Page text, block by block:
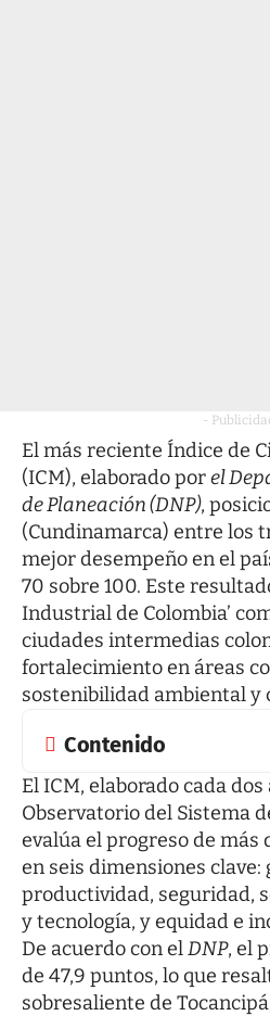
-
El más reciente Índice de
(ICM), elaborado porel
de Planeación (DNP),
(Cundinamarca) entre los
mejor desempeño en el
70 sobre 100. Este
Industrial de Colombia’
ciudades intermedias
fortalecimiento en áreas
sostenibilidad ambiental y
Contenido
El ICM, elaborado cada
Observatorio del Sistema
evalúa el progreso de más
en seis dimensiones clave:
productividad, seguridad,
y tecnología, y equidad e
De acuerdo con elDNP, el
de 47,9 puntos, lo que
sobresaliente de